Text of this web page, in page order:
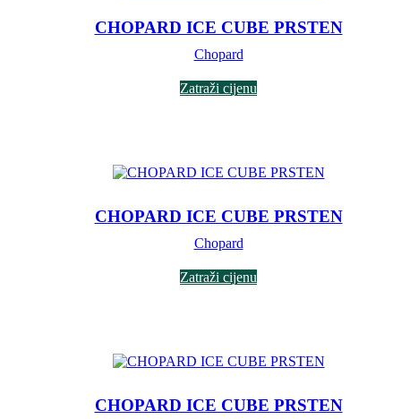
CHOPARD ICE CUBE PRSTEN
Chopard
Zatraži cijenu
CHOPARD ICE CUBE PRSTEN
Chopard
Zatraži cijenu
CHOPARD ICE CUBE PRSTEN